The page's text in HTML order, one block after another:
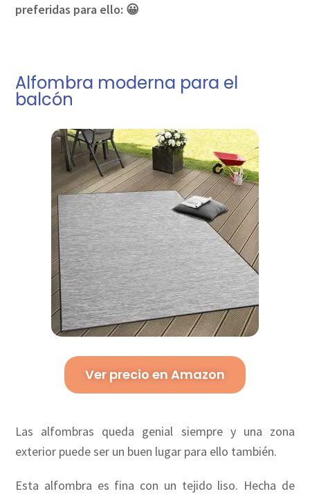
preferidas para ello: 😀
Alfombra moderna para el
balcón
Ver precio en Amazon
Las alfombras queda genial siempre y una zona
exterior puede ser un buen lugar para ello también.
Esta alfombra es fina con un tejido liso. Hecha de